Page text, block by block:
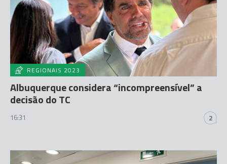
REGIONAIS 2023
Albuquerque considera “incompreensível” a
decisão do TC
16:31 2